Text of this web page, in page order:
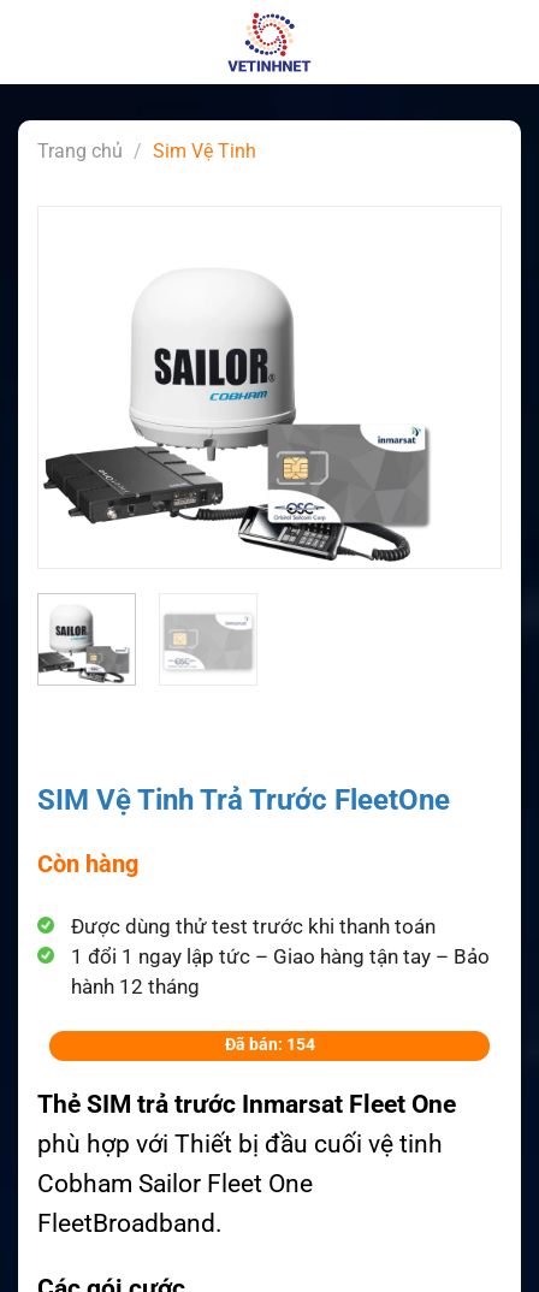
Trang chủ / Sim Vệ Tinh
SIM Vệ Tinh Trả Trước FleetOne
Còn hàng
Được dùng thử test trước khi thanh toán
1 đổi 1 ngay lập tức – Giao hàng tận tay – Bảo
hành 12 tháng
Đã bán: 154
Thẻ SIM trả trước Inmarsat Fleet One
phù hợp với Thiết bị đầu cuối vệ tinh
Cobham Sailor Fleet One
FleetBroadband.